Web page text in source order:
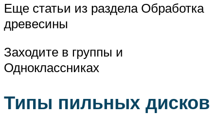
Еще статьи из раздела Обработка
древесины
Заходите в группы и
Одноклассниках
Типы пильных дисков